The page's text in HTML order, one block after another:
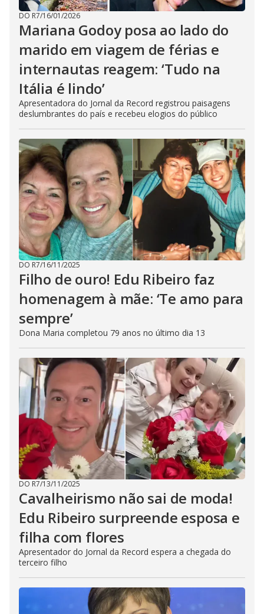
DO R7/16/01/2026
Mariana Godoy posa ao lado do
marido em viagem de férias e
internautas reagem: ‘Tudo na
Itália é lindo’
Apresentadora do Jornal da Record registrou paisagens
deslumbrantes do país e recebeu elogios do público
DO R7/16/11/2025
Filho de ouro! Edu Ribeiro faz
homenagem à mãe: ‘Te amo para
sempre’
Dona Maria completou 79 anos no último dia 13
DO R7/13/11/2025
Cavalheirismo não sai de moda!
Edu Ribeiro surpreende esposa e
filha com flores
Apresentador do Jornal da Record espera a chegada do
terceiro filho